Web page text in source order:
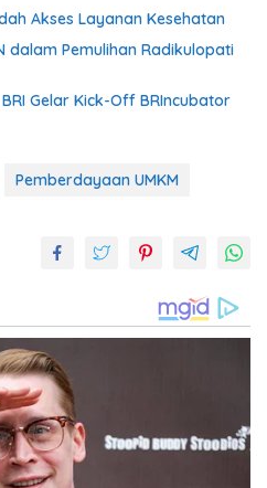
Akses Layanan Kesehatan
dalam Pemulihan Radikulopati
Gelar Kick-Off BRIncubator
Pemberdayaan UMKM